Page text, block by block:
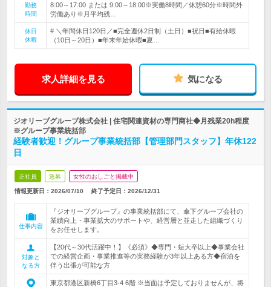
勤務
時間
8:00～17:00 または 9:00～18:00※実働8時間／休憩60分※時間外
労働あり※月平均残…
休日
休暇
# ＼年間休日120日／■完全週休2日制（土日）■祝日■有給休暇
（10日～20日）■年末年始休暇■夏…
求人詳細を見る 気になる
ジオリーブグループ株式会社 | 住宅関連資材の専門商社◆月残業20h程度
※グループ事業統括部
経験者歓迎！グループ事業統括部【管理部門スタッフ】年休122
日
正社員 急募 女性のおしごと掲載中
情報更新日：2026/07/10 終了予定日： 2026/12/31
仕事内容
『ジオリーブグループ』の事業統括部にて、傘下グループ会社の
業績向上・事業拡大のサポートや、経営層と並走した組織づくり
をお任せします。
対象と
なる方
【20代～30代活躍中！】《必須》◆専門・短大卒以上◆事業会社
での経営企画・事業推進等の実務経験が3年以上ある方◆宿泊を
伴う出張が可能な方
東京都港区新橋6丁目3‐4 6階 ※当面は予定しておりませんが、将